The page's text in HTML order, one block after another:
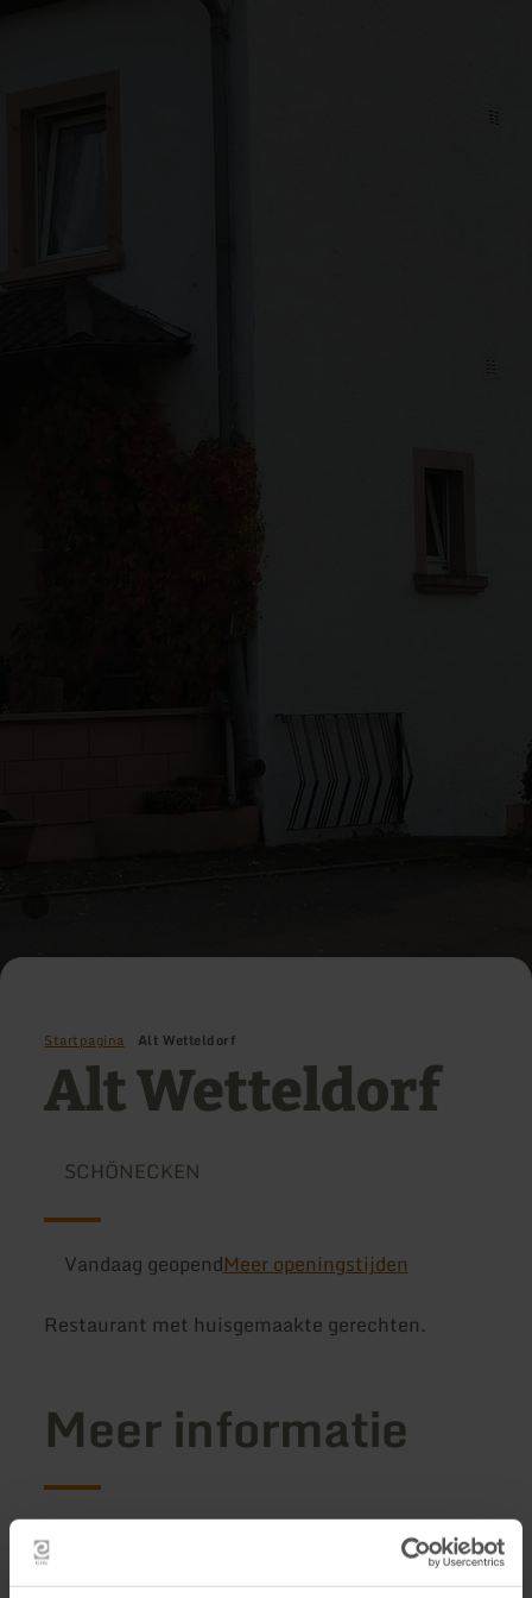
Startpagina Alt Wetteldorf
Alt Wetteldorf
SCHÖNECKEN
Vandaag geopendMeer openingstijden
Restaurant met huisgemaakte gerechten.
Meer informatie